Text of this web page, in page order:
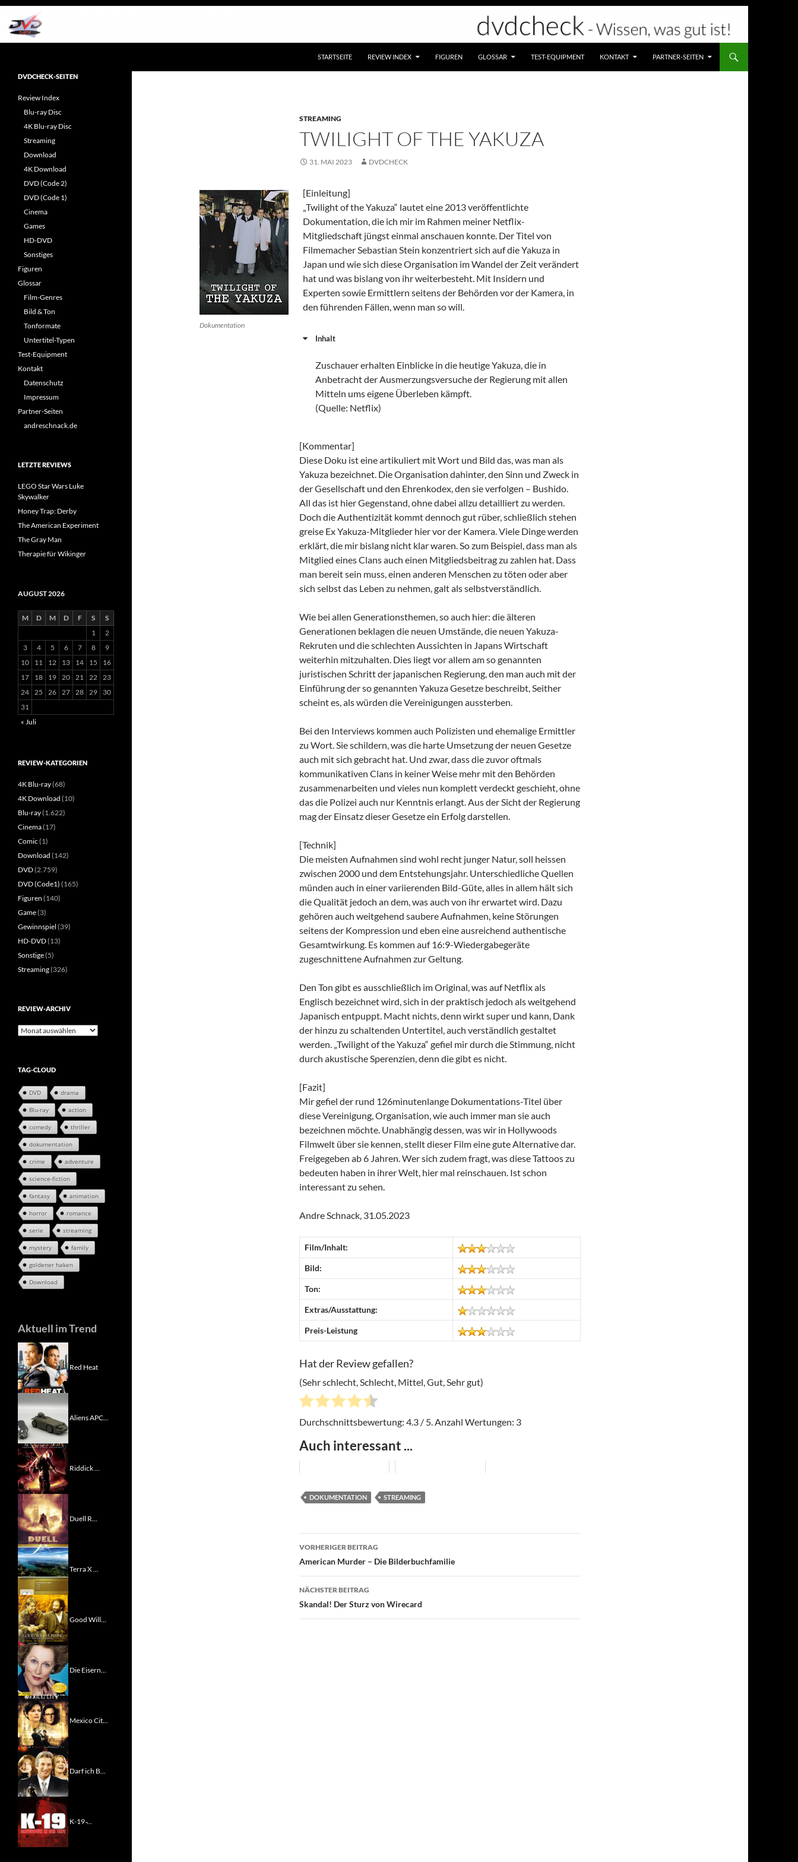
Zum
Inhalt
springen
STARTSEITE REVIEW INDEX FIGUREN GLOSSAR TEST-EQUIPMENT KONTAKT PARTNER-SEITEN
STREAMING
TWILIGHT OF THE YAKUZA
31. MAI 2023 DVDCHECK
Dokumentation
[Einleitung]
„Twilight of the Yakuza“ lautet eine 2013 veröffentlichte
Dokumentation, die ich mir im Rahmen meiner Netflix-
Mitgliedschaft jüngst einmal anschauen konnte. Der Titel von
Filmemacher Sebastian Stein konzentriert sich auf die Yakuza in
Japan und wie sich diese Organisation im Wandel der Zeit verändert
hat und was bislang von ihr weiterbesteht. Mit Insidern und
Experten sowie Ermittlern seitens der Behörden vor der Kamera, in
den führenden Fällen, wenn man so will.
Inhalt
Zuschauer erhalten Einblicke in die heutige Yakuza, die in
Anbetracht der Ausmerzungsversuche der Regierung mit allen
Mitteln ums eigene Überleben kämpft.
(Quelle: Netflix)
[Kommentar]
Diese Doku ist eine artikuliert mit Wort und Bild das, was man als
Yakuza bezeichnet. Die Organisation dahinter, den Sinn und Zweck in
der Gesellschaft und den Ehrenkodex, den sie verfolgen – Bushido.
All das ist hier Gegenstand, ohne dabei allzu detailliert zu werden.
Doch die Authentizität kommt dennoch gut rüber, schließlich stehen
greise Ex Yakuza-Mitglieder hier vor der Kamera. Viele Dinge werden
erklärt, die mir bislang nicht klar waren. So zum Beispiel, dass man als
Mitglied eines Clans auch einen Mitgliedsbeitrag zu zahlen hat. Dass
man bereit sein muss, einen anderen Menschen zu töten oder aber
sich selbst das Leben zu nehmen, galt als selbstverständlich.
Wie bei allen Generationsthemen, so auch hier: die älteren
Generationen beklagen die neuen Umstände, die neuen Yakuza-
Rekruten und die schlechten Aussichten in Japans Wirtschaft
weiterhin mitzuhalten. Dies liegt vor allem am so genannten
juristischen Schritt der japanischen Regierung, den man auch mit der
Einführung der so genannten Yakuza Gesetze beschreibt, Seither
scheint es, als würden die Vereinigungen aussterben.
Bei den Interviews kommen auch Polizisten und ehemalige Ermittler
zu Wort. Sie schildern, was die harte Umsetzung der neuen Gesetze
auch mit sich gebracht hat. Und zwar, dass die zuvor oftmals
kommunikativen Clans in keiner Weise mehr mit den Behörden
zusammenarbeiten und vieles nun komplett verdeckt geschieht, ohne
das die Polizei auch nur Kenntnis erlangt. Aus der Sicht der Regierung
mag der Einsatz dieser Gesetze ein Erfolg darstellen.
[Technik]
Die meisten Aufnahmen sind wohl recht junger Natur, soll heissen
zwischen 2000 und dem Entstehungsjahr. Unterschiedliche Quellen
münden auch in einer variierenden Bild-Güte, alles in allem hält sich
die Qualität jedoch an dem, was auch von ihr erwartet wird. Dazu
gehören auch weitgehend saubere Aufnahmen, keine Störungen
seitens der Kompression und eben eine ausreichend authentische
Gesamtwirkung. Es kommen auf 16:9-Wiedergabegeräte
zugeschnittene Aufnahmen zur Geltung.
Den Ton gibt es ausschließlich im Original, was auf Netflix als
Englisch bezeichnet wird, sich in der praktisch jedoch als weitgehend
Japanisch entpuppt. Macht nichts, denn wirkt super und kann, Dank
der hinzu zu schaltenden Untertitel, auch verständlich gestaltet
werden. „Twilight of the Yakuza“ gefiel mir durch die Stimmung, nicht
durch akustische Sperenzien, denn die gibt es nicht.
[Fazit]
Mir gefiel der rund 126minutenlange Dokumentations-Titel über
diese Vereinigung, Organisation, wie auch immer man sie auch
bezeichnen möchte. Unabhängig dessen, was wir in Hollywoods
Filmwelt über sie kennen, stellt dieser Film eine gute Alternative dar.
Freigegeben ab 6 Jahren. Wer sich zudem fragt, was diese Tattoos zu
bedeuten haben in ihrer Welt, hier mal reinschauen. Ist schon
interessant zu sehen.
Andre Schnack, 31.05.2023
Film/Inhalt:
Bild:
Ton:
Extras/Ausstattung:
Preis-Leistung
Hat der Review gefallen?
(Sehr schlecht, Schlecht, Mittel, Gut, Sehr gut)
Durchschnittsbewertung: 4.3 / 5. Anzahl Wertungen: 3
Auch interessant ...
DOKUMENTATION STREAMING
Beitragsnavigation
VORHERIGER BEITRAG
American Murder – Die Bilderbuchfamilie
NÄCHSTER BEITRAG
Skandal! Der Sturz von Wirecard
Reviews rund ums Heimkino &
DVDCHECK-SEITEN
Review Index
Blu-ray Disc
4K Blu-ray Disc
Streaming
Download
4K Download
DVD (Code 2)
DVD (Code 1)
Cinema
Games
HD-DVD
Sonstiges
Figuren
Glossar
Film-Genres
Bild & Ton
Tonformate
Untertitel-Typen
Test-Equipment
Kontakt
Datenschutz
Impressum
Partner-Seiten
andreschnack.de
LETZTE REVIEWS
LEGO Star Wars Luke
Skywalker
Honey Trap: Derby
The American Experiment
The Gray Man
Therapie für Wikinger
AUGUST 2026
M D M D F S
S
1
2
3
4 5 6 7 8
9
10
11 12 13 14 15
16
17
18 19 20 21 22 23
24 25 26 27 28 29
30
31
« Juli
REVIEW-KATEGORIEN
4K Blu-ray(68)
4K Download (10)
Blu-ray(1.622)
Cinema(17)
Comic (1)
Download (142)
DVD(2.759)
DVD (Code1) (165)
Figuren (140)
Game(3)
Gewinnspiel (39)
HD-DVD(13)
Sonstige(5)
Streaming(326)
REVIEW-ARCHIV
Review-
TAG-CLOUD
DVD drama
Blu-ray action
comedy thriller
dokumentation
crime adventure
science-fiction
fantasy animation
horror romance
serie streaming
mystery family
goldener haken
Download
Aktuell im Trend
Red Heat
Aliens APC...
Riddick ...
Duell R...
Terra X ...
Good Will...
Die Eisern...
Mexico Cit...
Darf ich B...
K-19 ̵...